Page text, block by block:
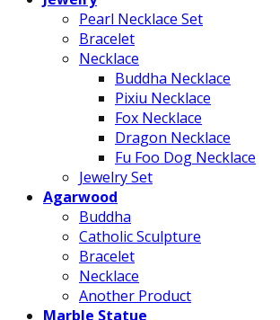
Pearl Necklace Set
Bracelet
Necklace
Buddha Necklace
Pixiu Necklace
Fox Necklace
Dragon Necklace
Fu Foo Dog Necklace
Jewelry Set
Agarwood
Buddha
Catholic Sculpture
Bracelet
Necklace
Another Product
Marble Statue